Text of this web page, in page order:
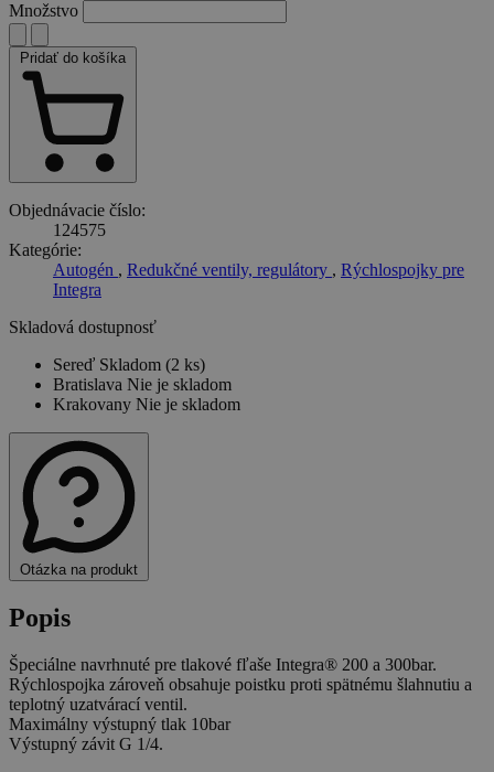
Množstvo
Pridať do košíka
Objednávacie číslo:
124575
Kategórie:
Autogén , Redukčné ventily, regulátory , Rýchlospojky pre
Integra
Skladová dostupnosť
Sereď Skladom (2 ks)
Bratislava Nie je skladom
Krakovany Nie je skladom
Otázka na produkt
Popis
Špeciálne navrhnuté pre tlakové fľaše Integra® 200 a 300bar.
Rýchlospojka zároveň obsahuje poistku proti spätnému šlahnutiu a
teplotný uzatvárací ventil.
Maximálny výstupný tlak 10bar
Výstupný závit G 1/4.